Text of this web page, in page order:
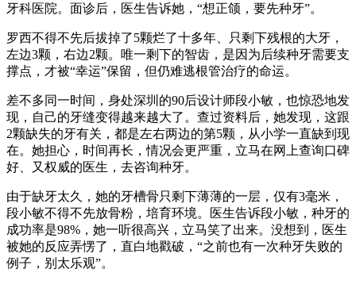
牙科医院。面诊后，医生告诉她，“想正颌，要先种牙”。
罗西不得不先后拔掉了5颗烂了十多年、只剩下残根的大牙，
左边3颗，右边2颗。唯一剩下的智齿，是因为后续种牙需要支
撑点，才被“幸运”保留，但仍难逃根管治疗的命运。
差不多同一时间，身处深圳的90后设计师段小敏，也惊恐地发
现，自己的牙缝变得越来越大了。查过资料后，她发现，这跟
2颗缺失的牙有关，都是左右两边的第5颗，从小学一直缺到现
在。她担心，时间再长，情况会更严重，立马在网上查询口碑
好、又权威的医生，去咨询种牙。
由于缺牙太久，她的牙槽骨只剩下薄薄的一层，仅有3毫米，
段小敏不得不先放骨粉，培育环境。医生告诉段小敏，种牙的
成功率是98%，她一听很高兴，立马笑了出来。没想到，医生
被她的反应弄愣了，直白地戳破，“之前也有一次种牙失败的
例子，别太乐观”。